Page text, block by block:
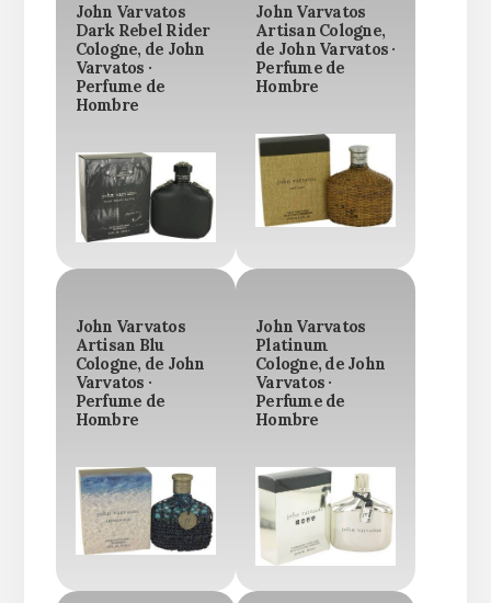
John Varvatos
Dark Rebel Rider
Cologne, de John
Varvatos ·
Perfume de
Hombre
John Varvatos
Artisan Cologne,
de John Varvatos ·
Perfume de
Hombre
John Varvatos
Artisan Blu
Cologne, de John
Varvatos ·
Perfume de
Hombre
John Varvatos
Platinum
Cologne, de John
Varvatos ·
Perfume de
Hombre